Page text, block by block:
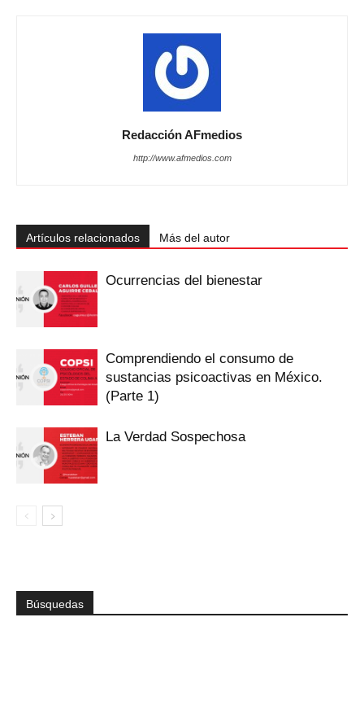
Redacción AFmedios
http://www.afmedios.com
Artículos relacionados Más del autor
Ocurrencias del bienestar
Comprendiendo el consumo de
sustancias psicoactivas en México.
(Parte 1)
La Verdad Sospechosa
Búsquedas